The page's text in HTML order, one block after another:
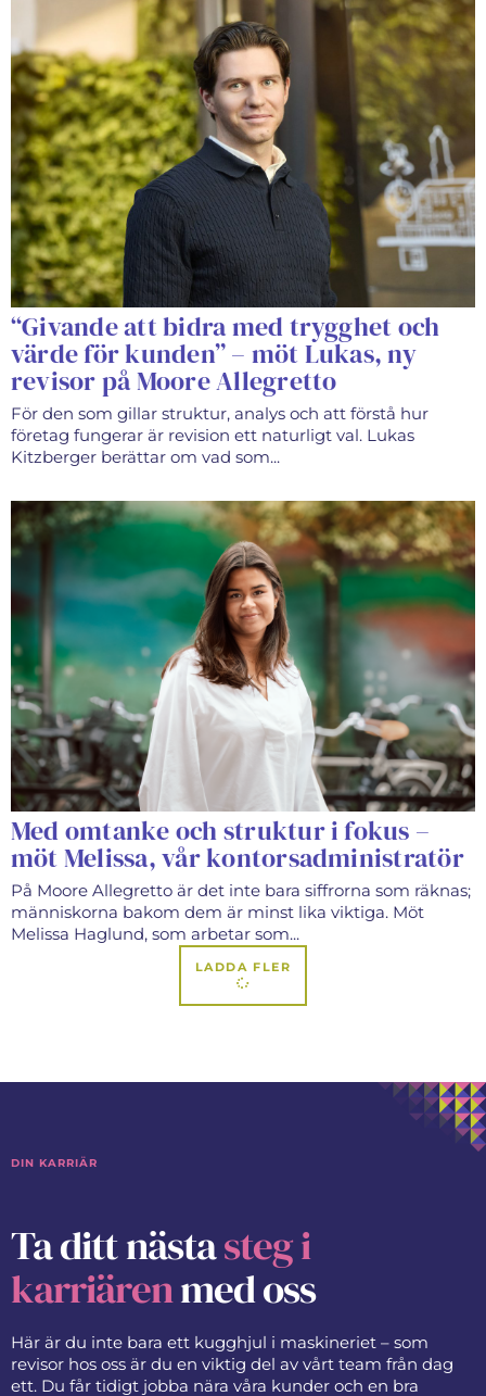
“Givande att bidra med trygghet och
värde för kunden” – möt Lukas, ny
revisor på Moore Allegretto
För den som gillar struktur, analys och att förstå hur
företag fungerar är revision ett naturligt val. Lukas
Kitzberger berättar om vad som...
Med omtanke och struktur i fokus –
möt Melissa, vår kontorsadministratör
På Moore Allegretto är det inte bara siffrorna som räknas;
människorna bakom dem är minst lika viktiga. Möt
Melissa Haglund, som arbetar som...
LADDA FLER
DIN KARRIÄR
Ta ditt nästasteg i
karriärenmed oss
Här är du inte bara ett kugghjul i maskineriet – som
revisor hos oss är du en viktig del av vårt team från dag
ett. Du får tidigt jobba nära våra kunder och en bra